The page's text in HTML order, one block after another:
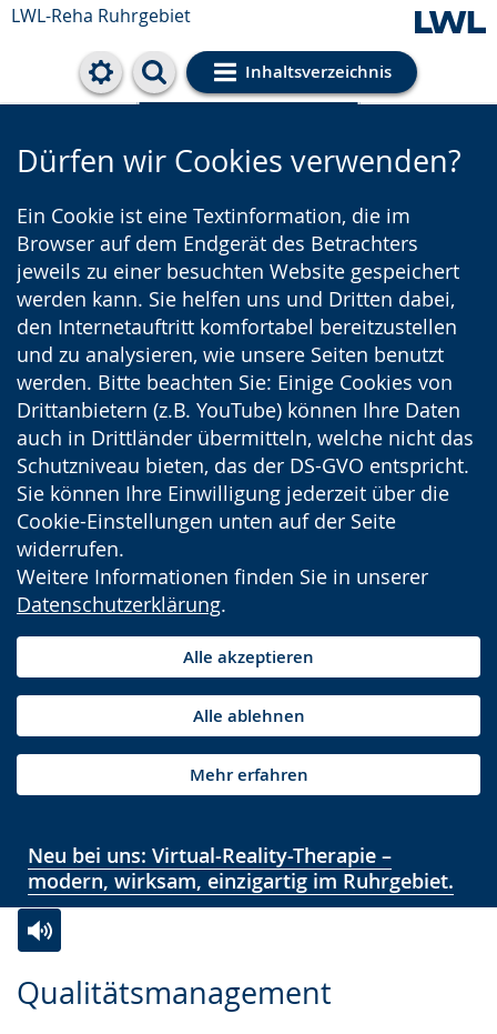
LWL-Reha Ruhrgebiet
Inhaltsverzeichnis
Cookie-Einstellungen
Dürfen wir Cookies verwenden?
Ein Cookie ist eine Textinformation, die im
Browser auf dem Endgerät des Betrachters
jeweils zu einer besuchten Website gespeichert
werden kann. Sie helfen uns und Dritten dabei,
den Internetauftritt komfortabel bereitzustellen
und zu analysieren, wie unsere Seiten benutzt
werden. Bitte beachten Sie: Einige Cookies von
Drittanbietern (z.B. YouTube) können Ihre Daten
auch in Drittländer übermitteln, welche nicht das
Schutzniveau bieten, das der DS-GVO entspricht.
Sie können Ihre Einwilligung jederzeit über die
Cookie-Einstellungen unten auf der Seite
widerrufen.
Weitere Informationen finden Sie in unserer
Datenschutzerklärung.
Alle akzeptieren
Alle ablehnen
Mehr erfahren
Neu bei uns: Virtual-Reality-Therapie –
modern, wirksam, einzigartig im Ruhrgebiet.
Qualitätsmanagement
Leichten
Audio-
Video